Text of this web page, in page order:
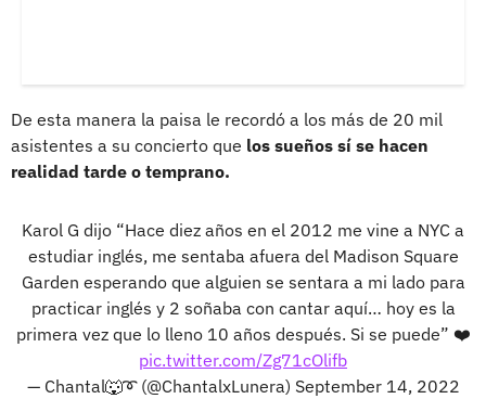
De esta manera la paisa le recordó a los más de 20 mil
asistentes a su concierto que los sueños sí se hacen
realidad tarde o temprano.
Karol G dijo “Hace diez años en el 2012 me vine a NYC a
estudiar inglés, me sentaba afuera del Madison Square
Garden esperando que alguien se sentara a mi lado para
practicar inglés y 2 soñaba con cantar aquí… hoy es la
primera vez que lo lleno 10 años después. Si se puede” ❤️
pic.twitter.com/Zg71cOlifb
— Chantal🐺➰ (@ChantalxLunera) September 14, 2022